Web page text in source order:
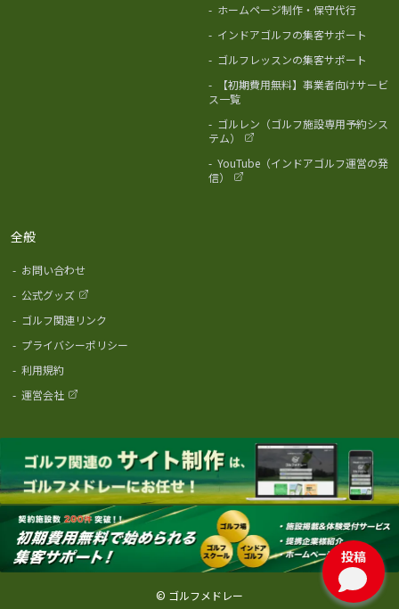
投稿
- ホームページ制作・保守代行
- インドアゴルフの集客サポート
- ゴルフレッスンの集客サポート
-
【初期費用無料】事業者向けサービ
ス一覧
- ゴルレン（ゴルフ施設専用予約シス
テム）
- YouTube（インドアゴルフ運営の発
信）
全般
- お問い合わせ
- 公式グッズ
- ゴルフ関連リンク
- プライバシーポリシー
- 利用規約
- 運営会社
© ゴルフメドレー